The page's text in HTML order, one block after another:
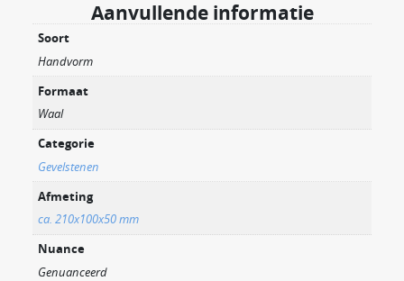
Aanvullende informatie
Soort
Handvorm
Formaat
Waal
Categorie
Gevelstenen
Afmeting
ca. 210x100x50 mm
Nuance
Genuanceerd